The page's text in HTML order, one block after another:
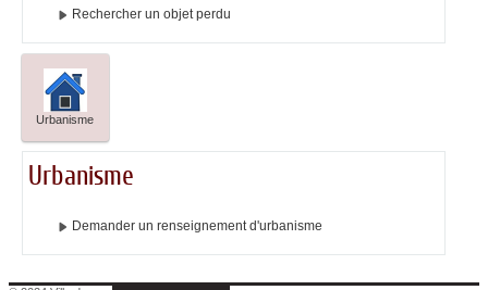
Rechercher un objet perdu
Urbanisme
Urbanisme
Demander un renseignement d'urbanisme